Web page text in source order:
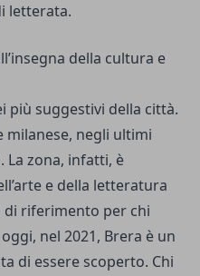
letterata.
della cultura e
più suggestivi della città.
negli ultimi
La zona, infatti, è
e della letteratura
riferimento per chi
nel 2021, Brera è un
di essere scoperto. Chi